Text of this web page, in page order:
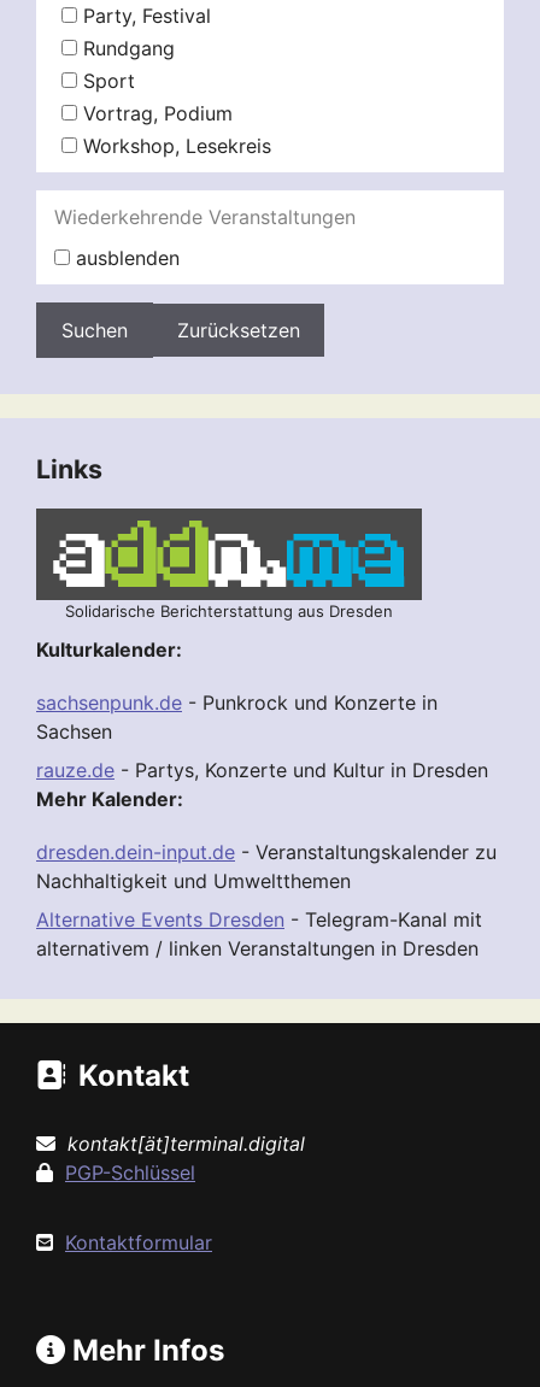
Party, Festival
Rundgang
Sport
Vortrag, Podium
Workshop, Lesekreis
Wiederkehrende Veranstaltungen
ausblenden
Zurücksetzen
Links
Solidarische Berichterstattung aus Dresden
Kulturkalender:
sachsenpunk.de - Punkrock und Konzerte in
Sachsen
rauze.de - Partys, Konzerte und Kultur in Dresden
Mehr Kalender:
dresden.dein-input.de - Veranstaltungskalender zu
Nachhaltigkeit und Umweltthemen
Alternative Events Dresden - Telegram-Kanal mit
alternativem / linken Veranstaltungen in Dresden
Kontakt
kontakt[ät]terminal.digital
PGP-Schlüssel
Kontaktformular
Mehr Infos